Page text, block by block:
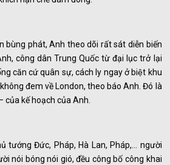
bùng phát, Anh theo dõi rất sát diễn biến
công dân Trung Quốc từ đại lục trở lại
căn cứ quân sự, cách ly ngay ở biệt khu
đem về London, theo báo Anh. Đó là
của kế hoạch của Anh.
tướng Đức, Pháp, Hà Lan, Pháp,… người
nói bóng nói gió, đều công bố công khai